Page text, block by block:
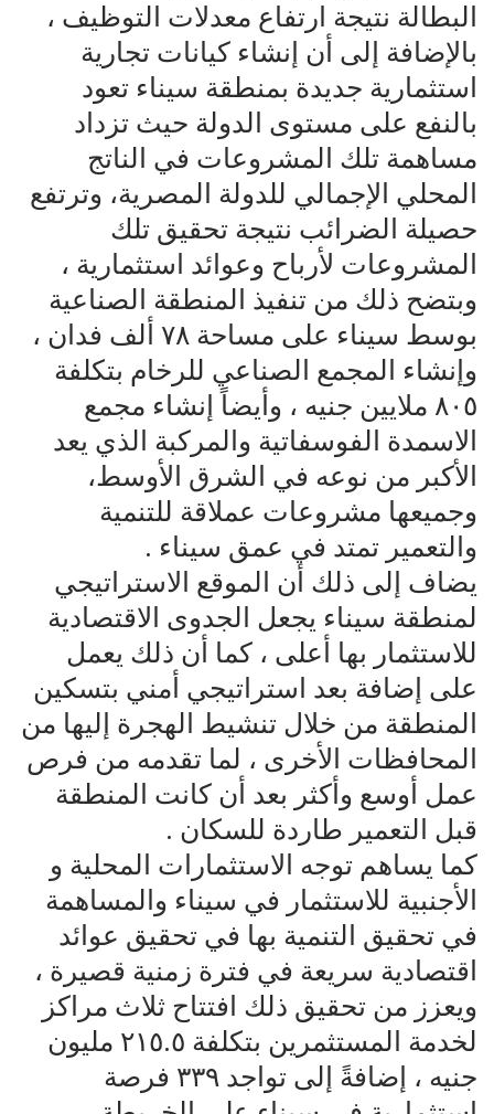
البطالة نتيجة ارتفاع معدلات التوظيف ،
بالإضافة إلى أن إنشاء كيانات تجارية
استثمارية جديدة بمنطقة سيناء تعود
بالنفع على مستوى الدولة حيث تزداد
مساهمة تلك المشروعات في الناتج
المحلي الإجمالي للدولة المصرية، وترتفع
حصيلة الضرائب نتيجة تحقيق تلك
المشروعات لأرباح وعوائد استثمارية ،
وبتضح ذلك من تنفيذ المنطقة الصناعية
بوسط سيناء على مساحة ٧٨ ألف فدان ،
وإنشاء المجمع الصناعي للرخام بتكلفة
٨٠٥ ملايين جنيه ، وأيضاً إنشاء مجمع
الاسمدة الفوسفاتية والمركبة الذي يعد
الأكبر من نوعه في الشرق الأوسط،
وجميعها مشروعات عملاقة للتنمية
والتعمير تمتد في عمق سيناء .
يضاف إلى ذلك أن الموقع الاستراتيجي
لمنطقة سيناء يجعل الجدوى الاقتصادية
للاستثمار بها أعلى ، كما أن ذلك يعمل
على إضافة بعد استراتيجي أمني بتسكين
المنطقة من خلال تنشيط الهجرة إليها من
المحافظات الأخرى ، لما تقدمه من فرص
عمل أوسع وأكثر بعد أن كانت المنطقة
قبل التعمير طاردة للسكان .
كما يساهم توجه الاستثمارات المحلية و
الأجنبية للاستثمار في سيناء والمساهمة
في تحقيق التنمية بها في تحقيق عوائد
اقتصادية سريعة في فترة زمنية قصيرة ،
ويعزز من تحقيق ذلك افتتاح ثلاث مراكز
لخدمة المستثمرين بتكلفة ٢١٥.٥ مليون
جنيه ، إضافةً إلى تواجد ٣٣٩ فرصة